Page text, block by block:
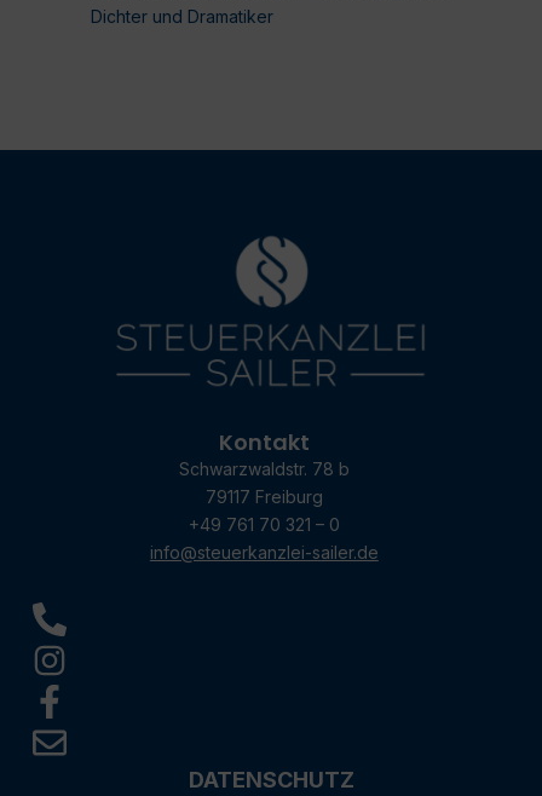
Dichter und Dramatiker
Kontakt
Schwarzwaldstr. 78 b
79117 Freiburg
+49 761 70 321 – 0
info@steuerkanzlei-sailer.de
DATENSCHUTZ